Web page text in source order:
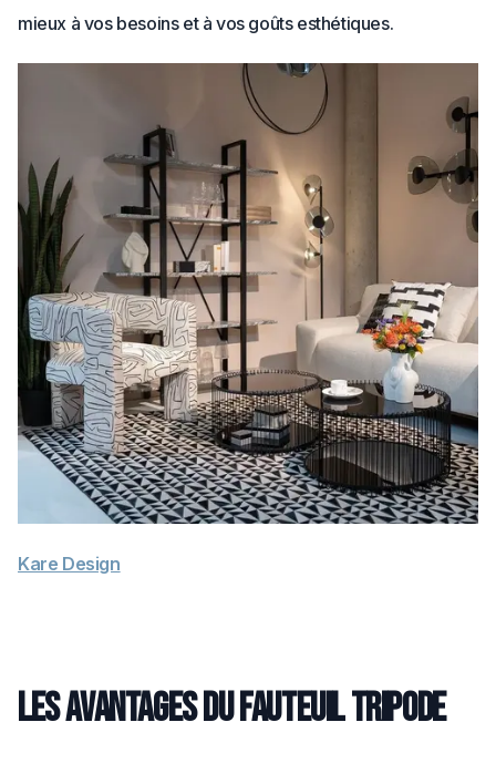
mieux à vos besoins et à vos goûts esthétiques.
Kare Design
Les avantages du fauteuil tripode